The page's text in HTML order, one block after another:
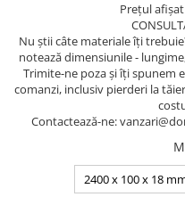
Prețul
Nu știi câte materiale îți
notează dimensiunile -
Trimite-ne poza și îți spunem
comanzi, inclusiv pierderi la
Contactează-ne:
2400 x 100 x 18